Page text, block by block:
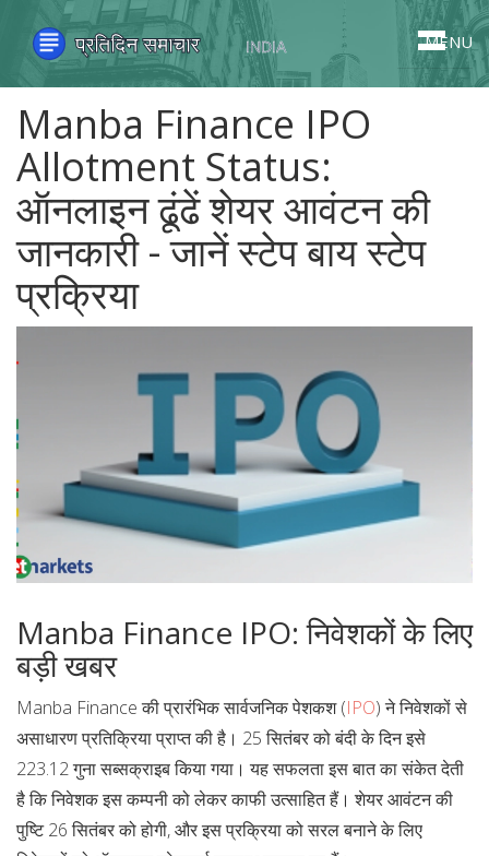
MENU
Manba Finance IPO
Allotment Status:
ऑनलाइन ढूंढें शेयर आवंटन की
जानकारी - जानें स्टेप बाय स्टेप
प्रक्रिया
Manba Finance IPO: निवेशकों के लिए
बड़ी खबर
Manba Finance की प्रारंभिक सार्वजनिक पेशकश (IPO) ने निवेशकों से
असाधारण प्रतिक्रिया प्राप्त की है। 25 सितंबर को बंदी के दिन इसे
223.12 गुना सब्सक्राइब किया गया। यह सफलता इस बात का संकेत देती
है कि निवेशक इस कम्पनी को लेकर काफी उत्साहित हैं। शेयर आवंटन की
पुष्टि 26 सितंबर को होगी, और इस प्रक्रिया को सरल बनाने के लिए